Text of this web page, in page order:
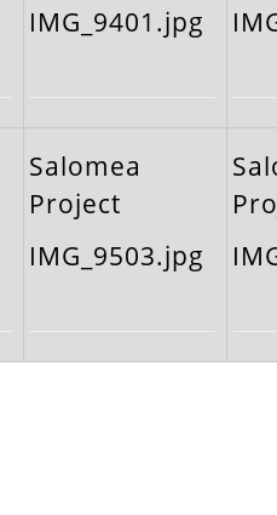
IMG_9401.jpg
Salomea
Project
IMG_9503.jpg